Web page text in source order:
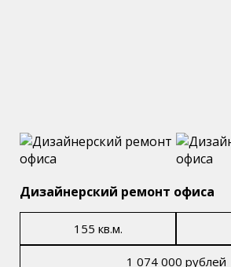
Дизайнерский ремонт офиса
155 кв.м.
1 074 000 рублей